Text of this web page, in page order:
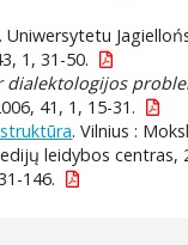
Uniwersytetu
1, 31-50.
dialektologijos
41, 1, 15-31.
. Vilnius :
leidybos centras,
146.